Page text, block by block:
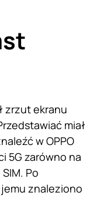
zrzut ekranu
miał
w OPPO
5G zarówno na
Po
znaleziono